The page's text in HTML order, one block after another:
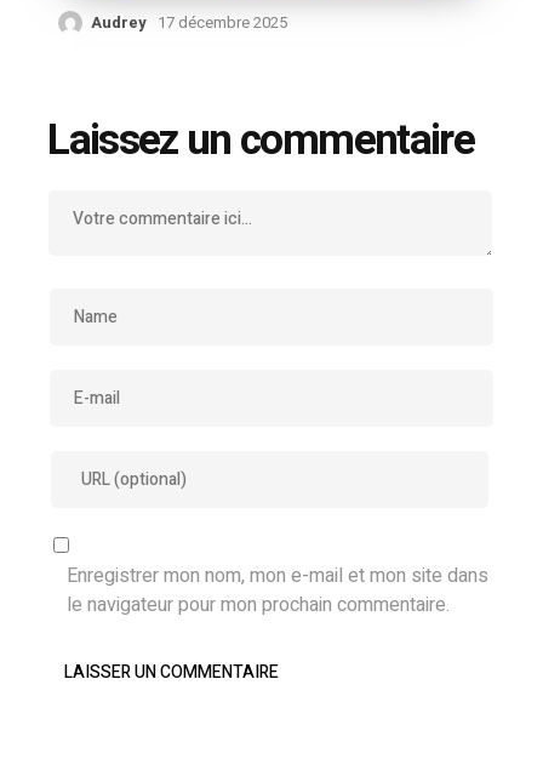
Audrey 17 décembre 2025
Laissez un commentaire
Enregistrer mon nom, mon e-mail et mon site dans
le navigateur pour mon prochain commentaire.